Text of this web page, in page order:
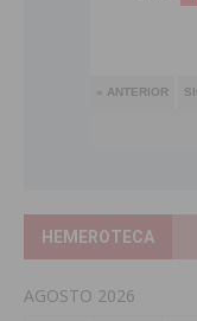
HEMEROTECA
AGOSTO 2026